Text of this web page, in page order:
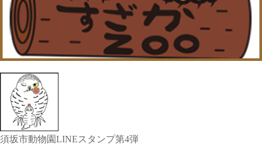
須坂市動物園LINEスタンプ第4弾